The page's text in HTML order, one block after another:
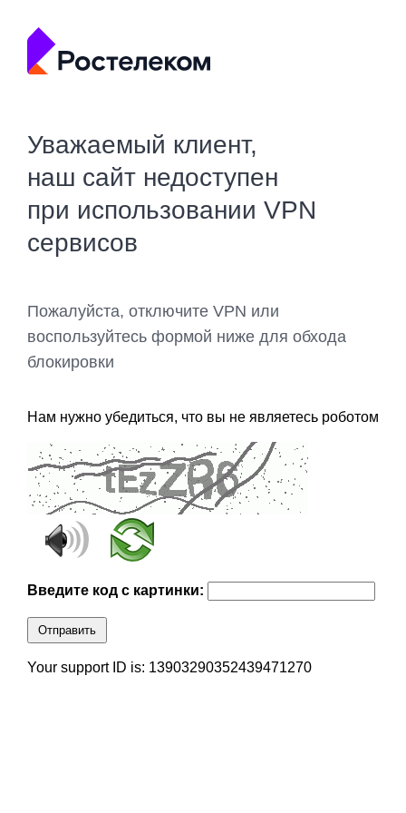
Уважаемый клиент,
наш сайт недоступен
при использовании VPN
сервисов
Пожалуйста, отключите VPN или
воспользуйтесь формой ниже для обхода
блокировки
Нам нужно убедиться, что вы не являетесь роботом
Введите код с картинки:
Отправить
Your support ID is: 13903290352439471270